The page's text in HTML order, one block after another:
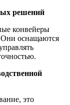
решений
конвейеры
оснащаются
это